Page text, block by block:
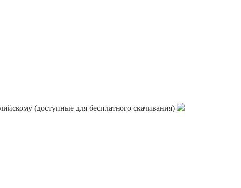
(доступные для бесплатного скачивания)